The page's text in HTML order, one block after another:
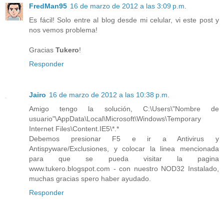
FredMan95 16 de marzo de 2012 a las 3:09 p.m.
Es fácil! Solo entre al blog desde mi celular, vi este post y
nos vemos problema!
Gracias Tukero!
Responder
Jairo 16 de marzo de 2012 a las 10:38 p.m.
Amigo tengo la solución, C:\Users\"Nombre de
usuario"\AppData\Local\Microsoft\Windows\Temporary
Internet Files\Content.IE5\*.*
Debemos presionar F5 e ir a Antivirus y
Antispyware/Exclusiones, y colocar la linea mencionada
para que se pueda visitar la pagina
www.tukero.blogspot.com - con nuestro NOD32 Instalado,
muchas gracias spero haber ayudado.
Responder